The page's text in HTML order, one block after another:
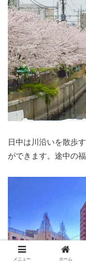
日中は川沿いを散歩
ができます。途中の
メニュー ホーム